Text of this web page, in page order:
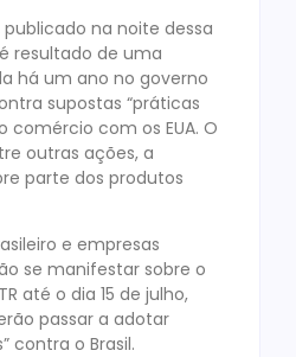
publicado na noite dessa
resultado de uma
há um ano no governo
supostas “práticas
comércio com os EUA. O
outras ações, a
parte dos produtos
e empresas
se manifestar sobre o
até o dia 15 de julho,
passar a adotar
contra o Brasil.